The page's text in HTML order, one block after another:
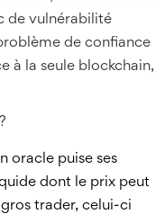
de vulnérabilité
de confiance
à la seule blockchain,
oracle puise ses
dont le prix peut
trader, celui-ci